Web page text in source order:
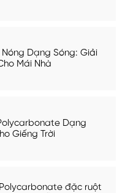
Nóng Dạng Sóng: Giải
Mái Nhà
Dạng
Giếng Trời
đặc ruột